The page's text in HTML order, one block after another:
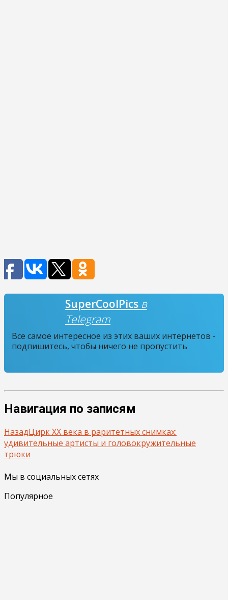
SuperCoolPics в
Telegram
Все самое интересное из этих ваших интернетов -
подпишитесь, чтобы ничего не пропустить
Навигация по записям
НазадЦирк XX века в раритетных снимках:
удивительные артисты и головокружительные
трюки
Мы в социальных сетях
Популярное